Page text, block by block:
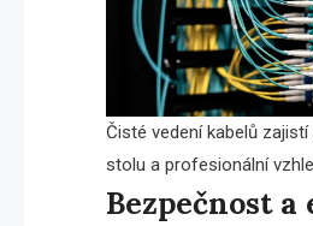
Čisté vedení kabelů
stolu a profesionální
Bezpečnost